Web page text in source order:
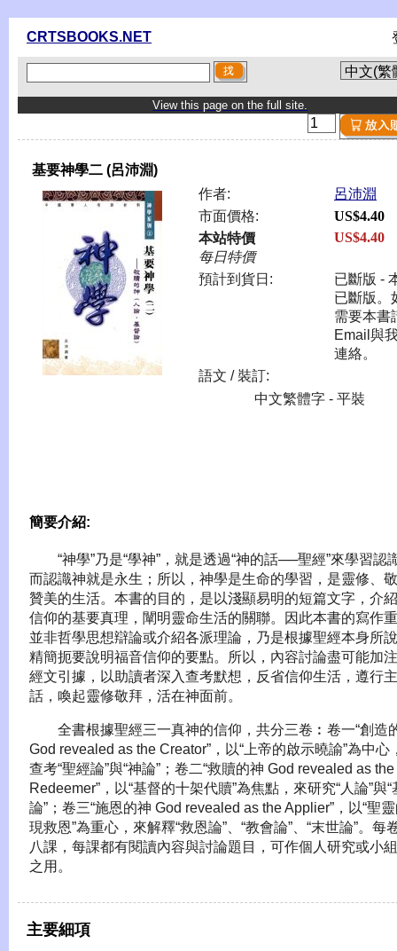
CRTSBOOKS.NET
View this page on the full site.
基要神學二 (呂沛淵)
作者:
呂沛淵
市面價格:
US$4.40
本站特價
每日特價
US$4.40
預計到貨日:
已斷版 -
已斷版。
需要本書
Email與
連絡。
語文 / 裝訂:
中文繁體字 - 平裝
簡要介紹:
“神學”乃是“學神”，就是透過“神的話──聖經”來學習認
而認識神就是永生；所以，神學是生命的學習，是靈修、
贊美的生活。本書的目的，是以淺顯易明的短篇文字，介
信仰的基要真理，闡明靈命生活的關聯。因此本書的寫作
並非哲學思想辯論或介紹各派理論，乃是根據聖經本身所
精簡扼要說明福音信仰的要點。所以，內容討論盡可能加
經文引據，以助讀者深入查考默想，反省信仰生活，遵行
話，喚起靈修敬拜，活在神面前。
全書根據聖經三一真神的信仰，共分三卷︰卷一“創造
God revealed as the Creator”，以“上帝的啟示曉諭”為中心
查考“聖經論”與“神論”；卷二“救贖的神 God revealed as the
Redeemer”，以“基督的十架代贖”為焦點，來研究“人論”與“
論”；卷三“施恩的神 God revealed as the Applier”，以“聖
現救恩”為重心，來解釋“救恩論”、“教會論”、“末世論”。每
八課，每課都有閱讀內容與討論題目，可作個人研究或小
之用。
主要細項